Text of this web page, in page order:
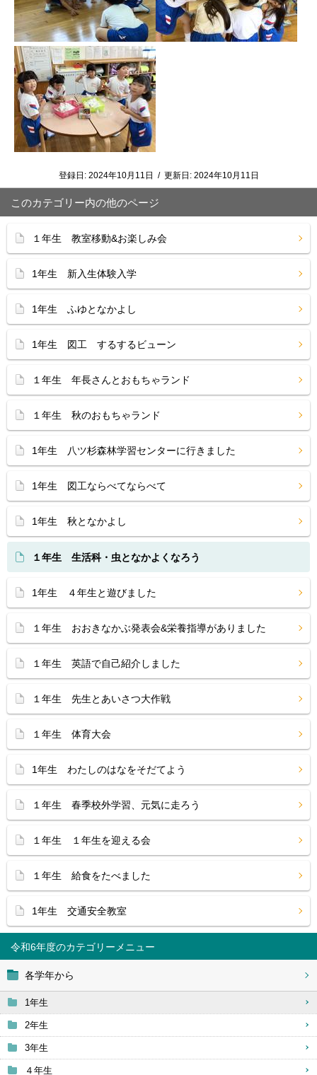
令和6年度
各学年から
1年生
2年生
3年生
４年生
登録日: 2024年10月11日 / 更新日: 2024年10月11日
このカテゴリー内の他のページ
１年生 教室移動&お楽しみ会
1年生 新入生体験入学
1年生 ふゆとなかよし
1年生 図工 するするビューン
１年生 年長さんとおもちゃランド
１年生 秋のおもちゃランド
1年生 八ツ杉森林学習センターに行きました
1年生 図工ならべてならべて
1年生 秋となかよし
１年生 生活科・虫となかよくなろう
1年生 ４年生と遊びました
１年生 おおきなかぶ発表会&栄養指導がありました
１年生 英語で自己紹介しました
１年生 先生とあいさつ大作戦
１年生 体育大会
1年生 わたしのはなをそだてよう
１年生 春季校外学習、元気に走ろう
１年生 １年生を迎える会
１年生 給食をたべました
1年生 交通安全教室